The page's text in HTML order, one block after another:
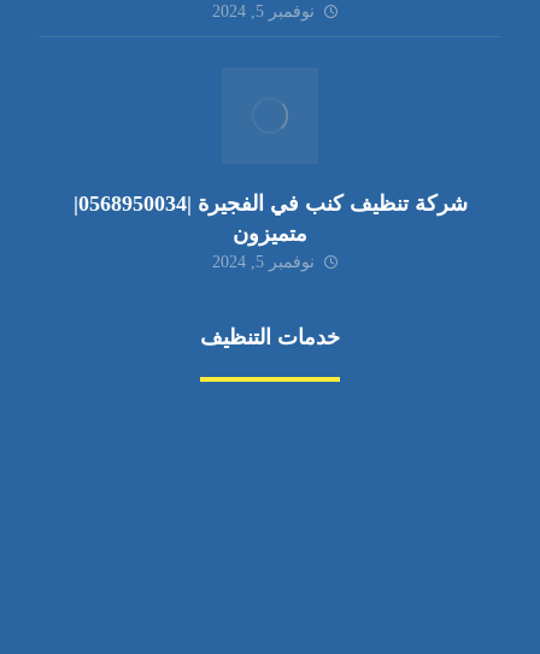
نوفمبر 5, 2024
شركة تنظيف كنب في الفجيرة |0568950034|
متميزون
نوفمبر 5, 2024
خدمات التنظيف